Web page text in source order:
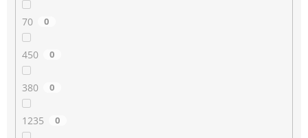
70 0
450 0
380 0
1235 0